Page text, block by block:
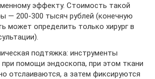
эффекту. Стоимость такой
— 200-300 тысяч рублей (конечную
может определить только хирург в
подтяжка: инструменты
при помощи эндоскопа, при этом ткани
отслаиваются, а затем фиксируются